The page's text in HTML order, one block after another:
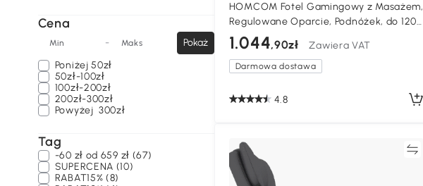
Cena
Min - Maks
Pokaż
Poniżej50zł
50zł-100zł
100zł-200zł
200zł-300zł
Powyżej300zł
Tag
-60 zł od 659 zł (67)
SUPERCENA (10)
RABAT15% (8)
HOMCOM Fotel Gamingowy z Masażem,
Regulowane Oparcie, Podnóżek, do 120
kg, Stelaż Stalowy, Sztuczna Skóra,
Czarny
1.044,90zł Zawiera VAT
Darmowa dostawa
4.8